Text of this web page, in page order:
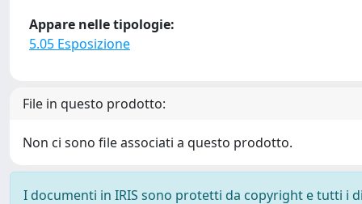
Appare nelle tipologie:
5.05 Esposizione
File in questo prodotto:
Non ci sono file associati a questo prodotto.
I documenti in IRIS sono protetti da copyright e tutti i